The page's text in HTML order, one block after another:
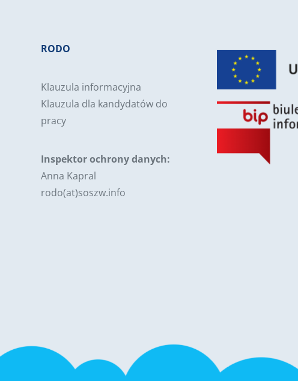
RODO
Klauzula informacyjna
Klauzula dla kandydatów do
pracy
Inspektor ochrony danych:
Anna Kapral
rodo(at)soszw.info